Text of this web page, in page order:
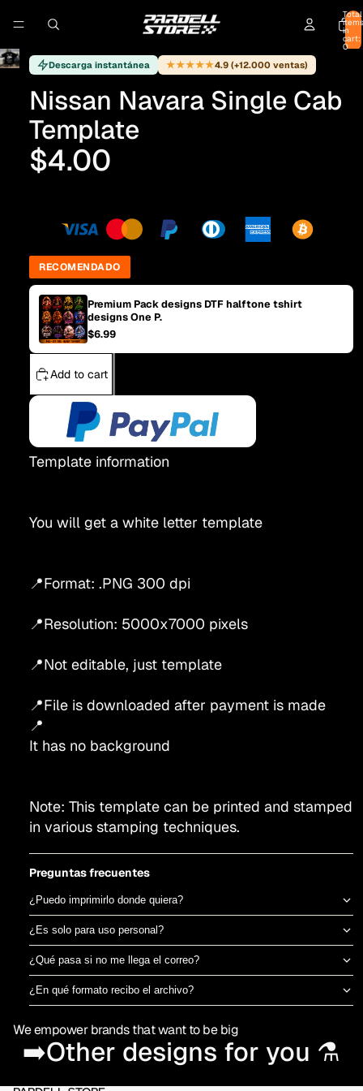
Total
items
in
cart:
0
Descarga instantánea ★★★★★4.9 (+12.000 ventas)
Nissan Navara Single Cab
Template
$4.00
RECOMENDADO
Premium Pack designs DTF halftone tshirt
designs One P.
$6.99
Add to cart
Template information
You will get a white letter template
📍Format: .PNG 300 dpi
📍Resolution: 5000x7000 pixels
📍Not editable, just template
📍File is downloaded after payment is made
📍
It has no background
Note: This template can be printed and stamped
in various stamping techniques.
Preguntas frecuentes
¿Puedo imprimirlo donde quiera?
Sí, el archivo es tuyo para imprimir en el taller de DTF o sublimación
que prefieras. No estamos ligados a una imprenta específica.
¿Es solo para uso personal?
Puedes usarlo para camisetas propias o para vender productos
físicos ya impresos. No está permitido revender o redistribuir el
archivo digital en sí.
¿Qué pasa si no me llega el correo?
Revisa spam o promociones primero. Si aún así no aparece en 30
minutos, escríbenos por el chat de la tienda y te lo reenviamos al
¿En qué formato recibo el archivo?
directamente en DTF o sublimación.
We empower brands that want to be big
➡️Other designs for you ⚗️